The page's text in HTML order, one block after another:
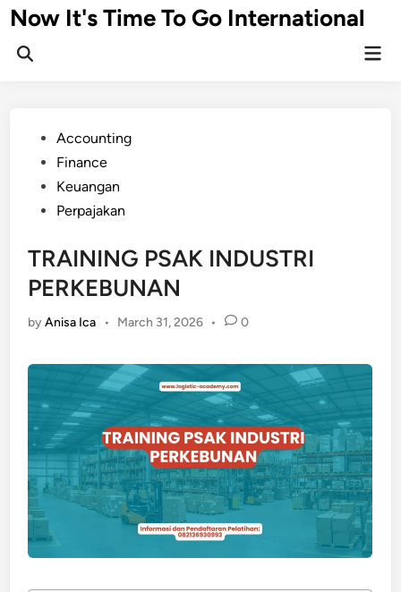
Skip
to
content
Now It's Time To Go International
PostedAccounting
Finance
Keuangan
Perpajakan
TRAINING PSAK INDUSTRI
PERKEBUNAN
byAnisa Ica • March 31, 2026 • 0